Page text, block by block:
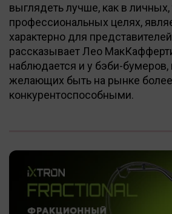
выглядеть лучше, как в личных,
профессиональных целях,
характерно для
рассказывает Лео
наблюдается и у бэби-
желающих быть на рынке более
конкурентоспособными.